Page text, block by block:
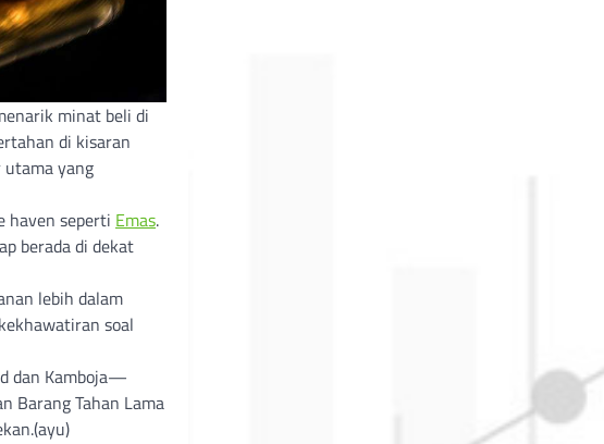
minat beli di
di kisaran
yang
haven seperti Emas.
berada di dekat
lebih dalam
soal
dan Kamboja—
Barang Tahan Lama